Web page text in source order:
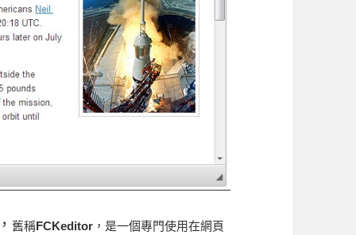
舊稱FCKeditor ，是一個專門使用在網頁